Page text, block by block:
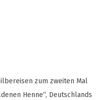
zum zweiten Mal
Henne“, Deutschlands